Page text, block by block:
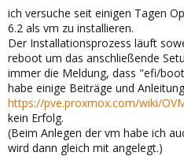
ich versuche seit einigen Tagen
6.2 als vm zu installieren.
Der Installationsprozess läuft
reboot um das anschließende
immer die Meldung, dass "efi/
habe einige Beiträge und
https://pve.proxmox.com/wiki/
kein Erfolg.
(Beim Anlegen der vm habe ich
wird dann gleich mit angelegt.)